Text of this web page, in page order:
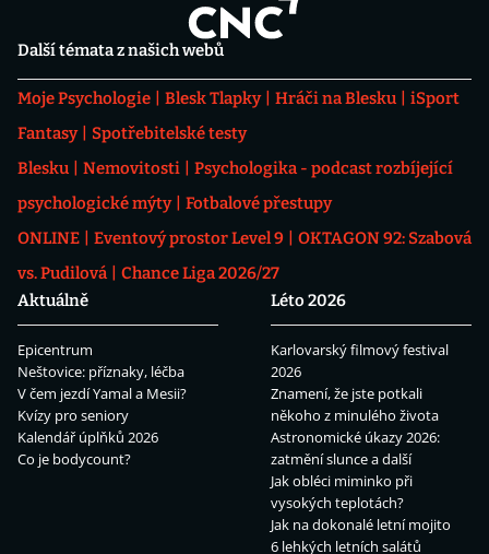
Další témata z našich webů
Moje Psychologie Blesk Tlapky Hráči na Blesku
iSport
Fantasy
Spotřebitelské testy
Blesku
Nemovitosti
Psychologika - podcast rozbíjející
psychologické mýty
Fotbalové přestupy
ONLINE
Eventový prostor Level 9
OKTAGON 92: Szabová
vs. Pudilová
Chance Liga 2026/27
Aktuálně
Epicentrum
Neštovice: příznaky, léčba
V čem jezdí Yamal a Mesii?
Kvízy pro seniory
Kalendář úplňků 2026
Co je bodycount?
Léto 2026
Karlovarský filmový festival
2026
Znamení, že jste potkali
někoho z minulého života
Astronomické úkazy 2026:
zatmění slunce a další
Jak obléci miminko při
vysokých teplotách?
Jak na dokonalé letní mojito
6 lehkých letních salátů